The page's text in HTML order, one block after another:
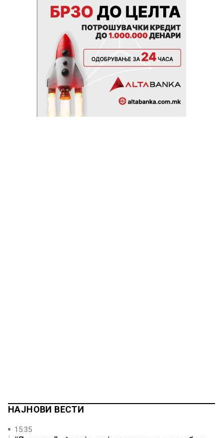
НАЈНОВИ ВЕСТИ
15:35